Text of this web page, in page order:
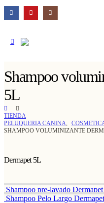
Shampoo
5L
TIENDA
PELUQUERIA CANINA,
SHAMPOO VOLUMINIZANTE
Dermapet 5L
Shampoo pre-lavado
Shampoo Pelo Largo